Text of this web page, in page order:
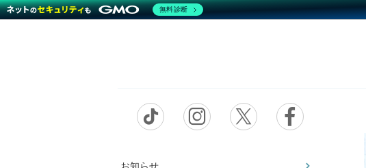
お知らせ
無料診断